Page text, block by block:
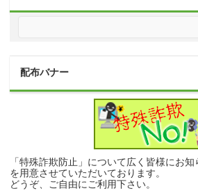
配布バナー
「特殊詐欺防止」について広く皆様にお
を用意させていただいております。
どうぞ、ご自由にご利用下さい。